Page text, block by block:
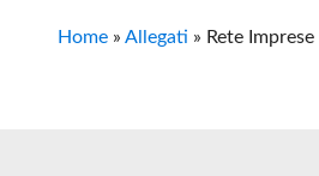
Home » Allegati » Rete